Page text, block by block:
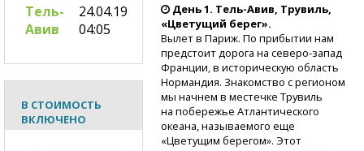
День 1. Тель-Авив, Трувиль,
«Цветущий берег».
Вылет в Париж. По прибытии нам
предстоит дорога на северо-запад
Франции, в историческую область
Нормандия. Знакомство с регионом
мы начнем в местечке Трувиль
на побережье Атлантического
океана, называемого еще
«Цветущим берегом». Этот
Тель-
Авив
24.04.19
04:05
В СТОИМОСТЬ
ВКЛЮЧЕНО